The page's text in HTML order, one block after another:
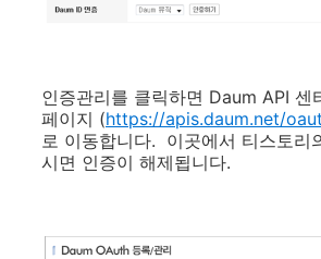
인증관리를 클릭하면 Daum API 센
페이지 (https://apis.daum.net/
로 이동합니다. 이곳에서 티스토리
시면 인증이 해제됩니다.